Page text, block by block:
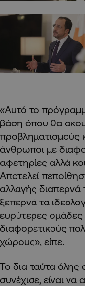
«Αυτό το
βάση όπου θα
προβληματισμούς
άνθρωποι με
αφετηρίες αλλά
Αποτελεί
αλλαγής διαπερνά
ξεπερνά τα
ευρύτερες
διαφορετικούς
χώρους», είπε.
Το δια ταύτα όλης
συνέχισε, είναι να